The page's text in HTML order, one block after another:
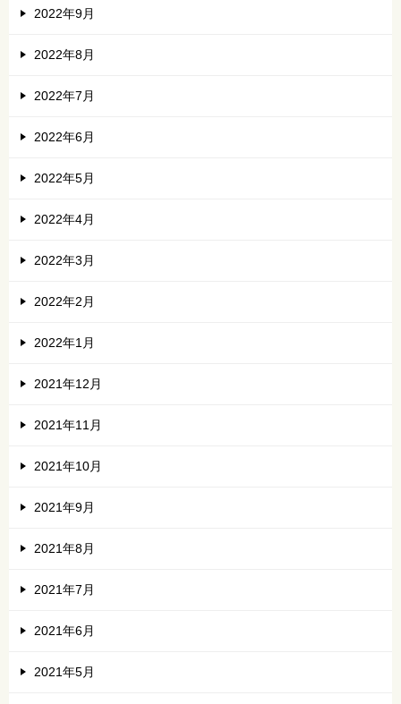
2022年9月
2022年8月
2022年7月
2022年6月
2022年5月
2022年4月
2022年3月
2022年2月
2022年1月
2021年12月
2021年11月
2021年10月
2021年9月
2021年8月
2021年7月
2021年6月
2021年5月